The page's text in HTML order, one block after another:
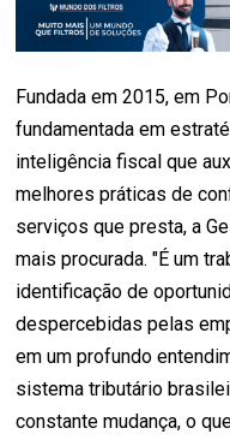
Fundada em 2015, em
fundamentada em
inteligência fiscal que
melhores práticas de
serviços que presta, a
mais procurada. "É um
identificação de
despercebidas pelas
em um profundo
sistema tributário
constante mudança, o